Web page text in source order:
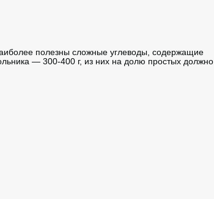
полезны сложные углеводы, содержащие
— 300-400 г, из них на долю простых должно